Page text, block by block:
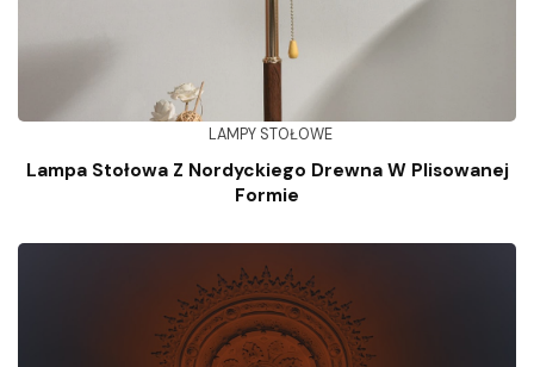
LAMPY STOŁOWE
Lampa Stołowa Z Nordyckiego Drewna W Plisowanej
Formie